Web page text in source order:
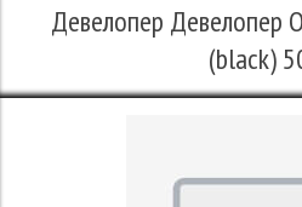
Девелопер Девелопер
(black)